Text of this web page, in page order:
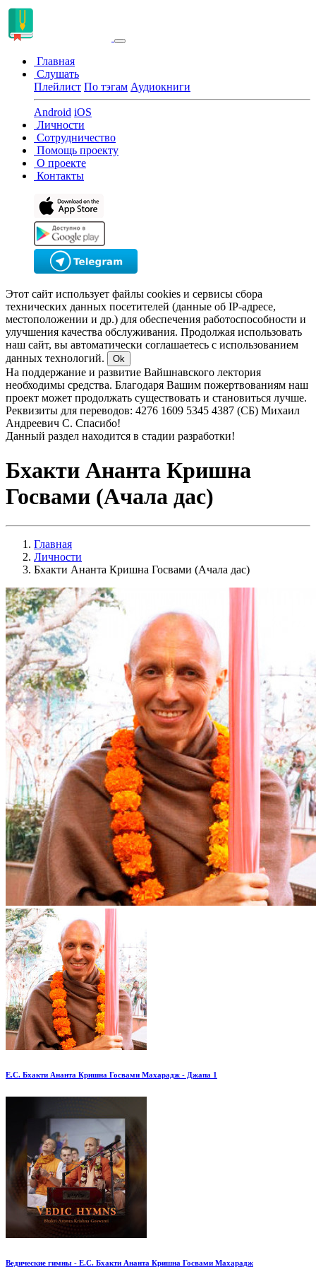
Главная
Слушать
Плейлист По тэгам Аудиокниги
Android iOS
Личности
Сотрудничество
Помощь проекту
О проекте
Контакты
Этот сайт использует файлы cookies и сервисы сбора
технических данных посетителей (данные об IP-адресе,
местоположении и др.) для обеспечения работоспособности и
улучшения качества обслуживания. Продолжая использовать
наш сайт, вы автоматически соглашаетесь с использованием
данных технологий.
Ok
На поддержание и развитие Вайшнавского лектория
необходимы средства. Благодаря Вашим пожертвованиям наш
проект может продолжать существовать и становиться лучше.
Реквизиты для переводов: 4276 1609 5345 4387 (СБ) Михаил
Андреевич С. Спасибо!
Данный раздел находится в стадии разработки!
Бхакти Ананта Кришна
Госвами (Ачала дас)
Главная
Личности
Бхакти Ананта Кришна Госвами (Ачала дас)
Е.С. Бхакти Ананта Кришна Госвами Махарадж - Джапа 1
Ведические гимны - Е.С. Бхакти Ананта Кришна Госвами Махарадж